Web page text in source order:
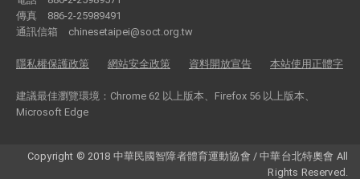
傳真
886-2-25989491
通訊信箱
chinesetaipei@soct.org.tw
隱私權保護政策 網站安全政策 資料開放宣告 本站使用正體字
建議最佳瀏覽環境：Chrome 62 以上版本、Firefox 56 以上版本、
Microsoft Edge
Copyright © 2018 中華民國智障者體育運動協會 / 中華台北特奧會 All
Rights Reserved.